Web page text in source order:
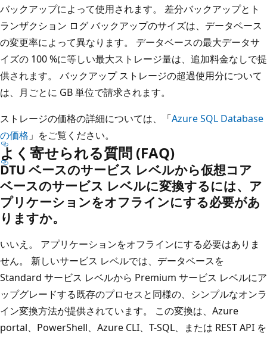
バックアップによって使用されます。 差分バックアップとト
ランザクション ログ バックアップのサイズは、データベース
の変更率によって異なります。 データベースの最大データサ
イズの 100 %に等しい最大ストレージ量は、追加料金なしで提
供されます。 バックアップ ストレージの超過使用分について
は、月ごとに GB 単位で請求されます。
ストレージの価格の詳細については、「Azure SQL Database
の価格 」をご覧ください。
よく寄せられる質問 (FAQ)
DTU ベースのサービス レベルから仮想コア
ベースのサービス レベルに変換するには、ア
プリケーションをオフラインにする必要があ
りますか。
いいえ。 アプリケーションをオフラインにする必要はありま
せん。 新しいサービス レベルでは、データベースを
Standard サービス レベルから Premium サービス レベルにア
ップグレードする既存のプロセスと同様の、シンプルなオンラ
イン変換方法が提供されています。 この変換は、Azure
portal、PowerShell、Azure CLI、T-SQL、または REST API を